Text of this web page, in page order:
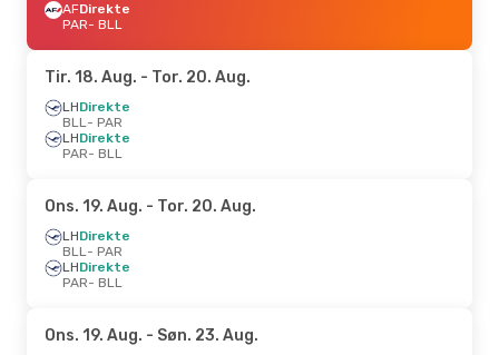
AFDirekte
PAR- BLL
Tir. 18. Aug. - Tor. 20. Aug.
LHDirekte
BLL- PAR
LHDirekte
PAR- BLL
Ons. 19. Aug. - Tor. 20. Aug.
LHDirekte
BLL- PAR
LHDirekte
PAR- BLL
Ons. 19. Aug. - Søn. 23. Aug.